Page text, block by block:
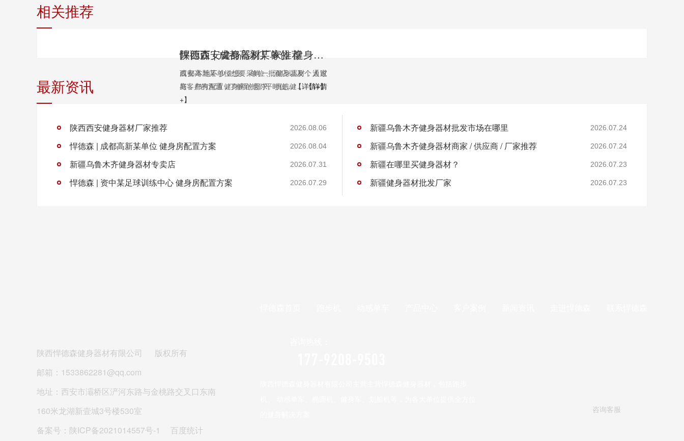
相关推荐
陕西西安健身器材厂家推荐
西安本地不少企业、单位、酒店以及个人家
庭，都有配置健身房的需求。挑选健...【详情
+】
悍德森 | 成都高新某单位 健身房配置方案
成都高新某单位想要采购一批健身器材，通过
与客户的沟通，了解到他们平时使...【详情+】
最新资讯
陕西西安健身器材厂家推荐 2026.08.06
悍德森 | 成都高新某单位 健身房配置方案 2026.08.04
新疆乌鲁木齐健身器材专卖店 2026.07.31
悍德森 | 资中某足球训练中心 健身房配置方案 2026.07.29
新疆乌鲁木齐健身器材批发市场在哪里 2026.07.24
新疆乌鲁木齐健身器材商家 / 供应商 / 厂家推荐 2026.07.24
新疆在哪里买健身器材？ 2026.07.23
新疆健身器材批发厂家 2026.07.23
陕西悍德森健身器材有限公司
版权所有
邮箱：1533862281@qq.com
地址：西安市灞桥区浐河东路与金桃路交叉口东南
160米龙湖新壹城3号楼530室
备案号： 陕ICP备2021014557号-1 百度统计
咨询客服